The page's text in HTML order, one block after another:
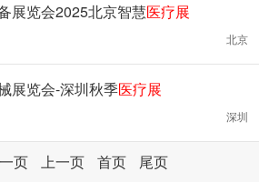
展览会2025北京智慧医疗展
北京
展览会-深圳秋季医疗展
深圳
页 上一页 首页 尾页